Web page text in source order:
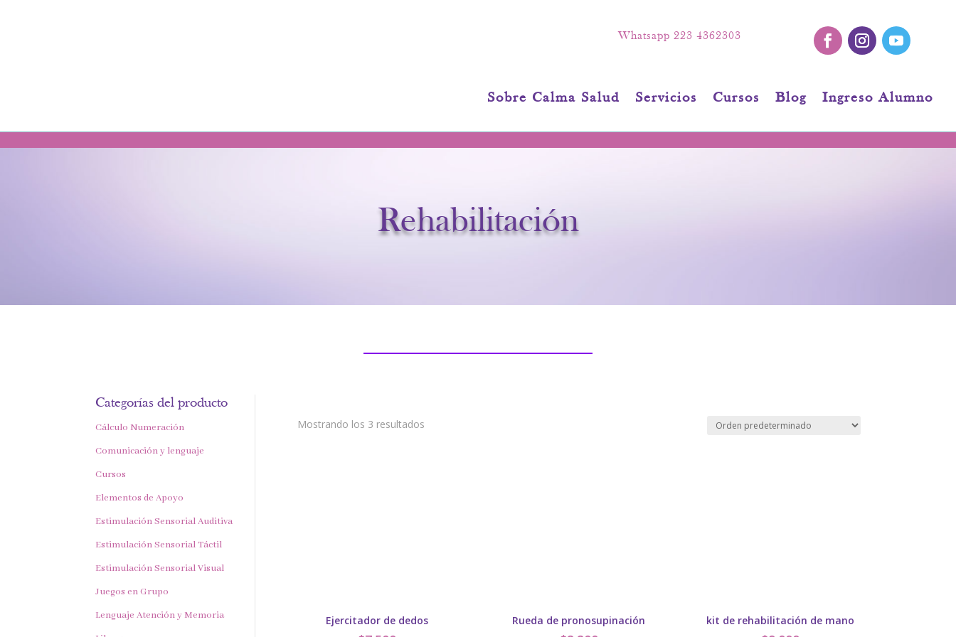
Whatsapp 223 4362303
Sobre Calma Salud Servicios Cursos Blog Ingreso Alumno
Rehabilitación
Categorías del producto
Cálculo Numeración
Comunicación y lenguaje
Cursos
Elementos de Apoyo
Estimulación Sensorial Auditiva
Estimulación Sensorial Táctil
Estimulación Sensorial Visual
Juegos en Grupo
Lenguaje Atención y Memoria
Mostrando los 3 resultados
Ejercitador de dedos Rueda de pronosupinación kit de rehabilitación de mano